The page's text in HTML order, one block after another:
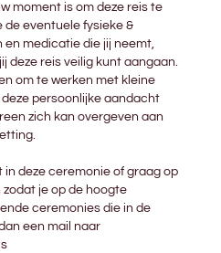
moment is om deze reis te
de eventuele fysieke &
medicatie die jij neemt,
deze reis veilig kunt aangaan.
om te werken met kleine
persoonlijke aandacht
zich kan overgeven aan
deze ceremonie of graag op
je op de hoogte
ceremonies die in de
een mail naar